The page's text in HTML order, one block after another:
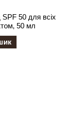
50 для всіх
50 мл